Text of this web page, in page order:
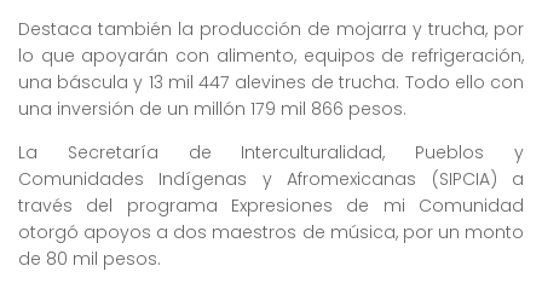
Destaca también la producción de mojarra y trucha, por
lo que apoyarán con alimento, equipos de refrigeración,
una báscula y 13 mil 447 alevines de trucha. Todo ello con
una inversión de un millón 179 mil 866 pesos.
La Secretaría de Interculturalidad, Pueblos y
Comunidades Indígenas y Afromexicanas (SIPCIA) a
través del programa Expresiones de mi Comunidad
otorgó apoyos a dos maestros de música, por un monto
de 80 mil pesos.